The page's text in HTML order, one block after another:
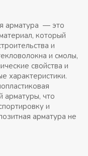
арматура — это
который
и
и смолы,
свойства и
характеристики.
арматуры, что
и
арматура не